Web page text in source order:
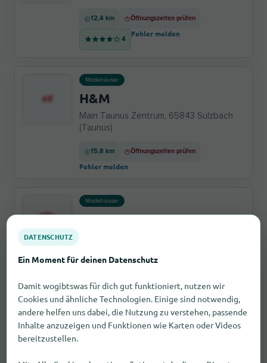
12,4 km Öffnungszeiten prüfen
4
Fehler melden
Modehäuser
H&M
Main Taunus Zentrum, 65843 Sulzbach
(Taunus)
15,8 km Öffnungszeiten prüfen
Fehler melden
Modehäuser
C&A
Fehler melden
Modehäuser
DATENSCHUTZ
Ein Moment für deinen Datenschutz
Damit wogibtswas für dich gut funktioniert, nutzen wir
Cookies und ähnliche Technologien. Einige sind notwendig,
andere helfen uns dabei, die Nutzung zu verstehen, passende
Inhalte anzuzeigen und Funktionen wie Karten oder Videos
bereitzustellen.